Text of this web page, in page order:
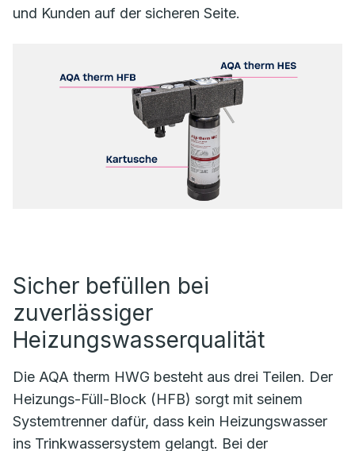
und Kunden auf der sicheren Seite.
Sicher befüllen bei
zuverlässiger
Heizungswasserqualität
Die AQA therm HWG besteht aus drei Teilen. Der
Heizungs-Füll-Block (HFB) sorgt mit seinem
Systemtrenner dafür, dass kein Heizungswasser
ins Trinkwassersystem gelangt. Bei der